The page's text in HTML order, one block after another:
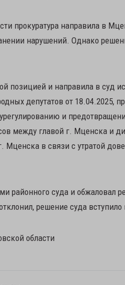
прокуратура направила в
нарушений. Однако
позицией и направила в суд
депутатов от 18.04.2025,
и
между главой г. Мценска и
Мценска в связи с утратой
районного суда и обжаловал
решение суда
области